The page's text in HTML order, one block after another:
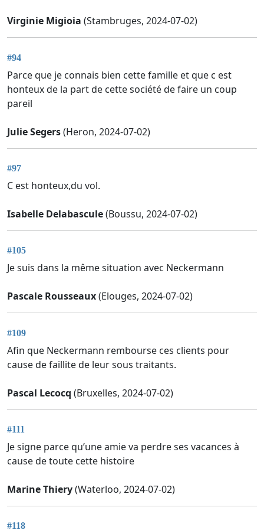
Virginie Migioia (Stambruges, 2024-07-02)
#94
Parce que je connais bien cette famille et que c est
honteux de la part de cette société de faire un coup
pareil
Julie Segers(Heron, 2024-07-02)
#97
C est honteux,du vol.
Isabelle Delabascule(Boussu, 2024-07-02)
#105
Je suis dans la même situation avec Neckermann
Pascale Rousseaux(Elouges, 2024-07-02)
#109
Afin que Neckermann rembourse ces clients pour
cause de faillite de leur sous traitants.
Pascal Lecocq (Bruxelles, 2024-07-02)
#111
Je signe parce qu’une amie va perdre ses vacances à
cause de toute cette histoire
Marine Thiery(Waterloo, 2024-07-02)
#118